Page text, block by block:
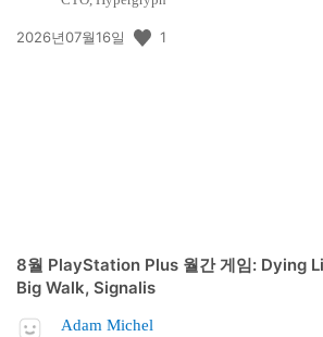
공
2026년07월16일 1
8월 PlayStation Plus 월간 게임: Dying
Big Walk, Signalis
Adam Michel